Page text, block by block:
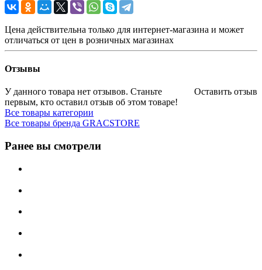
Цена действительна только для интернет-магазина и может
отличаться от цен в розничных магазинах
Отзывы
Оставить отзыв
У данного товара нет отзывов. Станьте
первым, кто оставил отзыв об этом товаре!
Все товары категории
Все товары бренда GRACSTORE
Ранее вы смотрели